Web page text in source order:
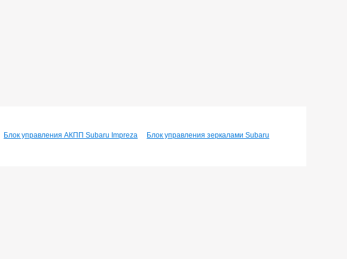
Блок управления АКПП Subaru Impreza
Блок управления зеркалами Subaru